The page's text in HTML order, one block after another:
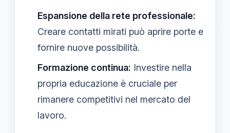
Espansione della rete professionale:
Creare contatti mirati può aprire porte e
fornire nuove possibilità.
Formazione continua: Investire nella
propria educazione è cruciale per
rimanere competitivi nel mercato del
lavoro.